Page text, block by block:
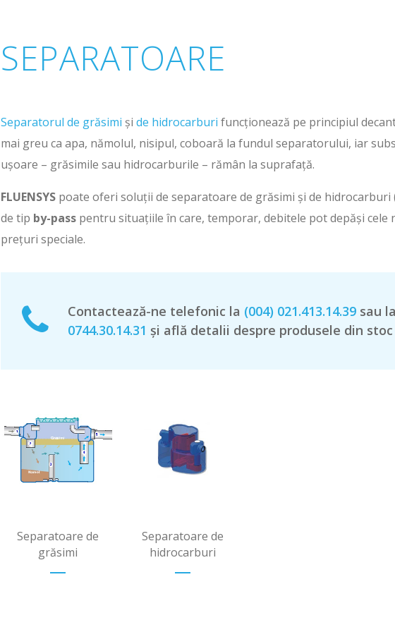
SEPARATOARE
Separatorul de grăsimi și de hidrocarburi funcționează pe principiul
mai greu ca apa, nămolul, nisipul, coboară la fundul separatorului, iar
ușoare – grăsimile sau hidrocarburile – rămân la suprafață.
FLUENSYS poate oferi soluții de separatoare de grăsimi și de hidrocarburi
de tip by-pass pentru situațiile în care, temporar, debitele pot depăși cele
prețuri speciale.
Contactează-ne telefonic la (004) 021.413.14.39 sau la
0744.30.14.31 și află detalii despre produsele din stoc
+
Separatoare de
grăsimi
+
Separatoare de
hidrocarburi